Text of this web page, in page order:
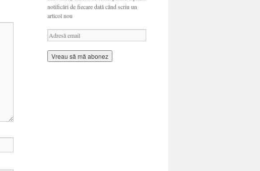
notificări de fiecare dată când scriu un
articol nou
A
d
r
e